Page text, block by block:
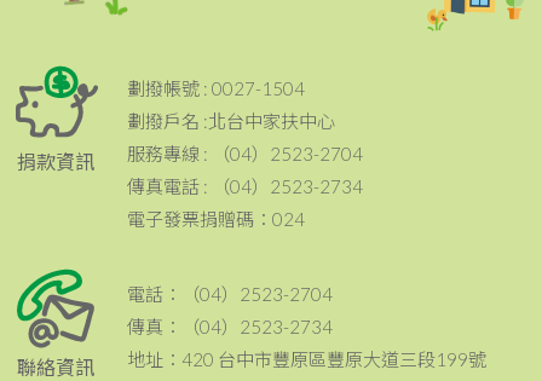
捐款資訊
劃撥帳號 : 0027-1504
劃撥戶名 :北台中家扶中心
服務專線 : （04）2523-2704
傳真電話 : （04）2523-2734
電子發票捐贈碼：024
聯絡資訊
電話：（04）2523-2704
傳真：（04）2523-2734
地址：420 台中市豐原區豐原大道三段199號